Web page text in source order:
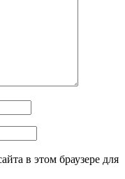
в этом браузере для